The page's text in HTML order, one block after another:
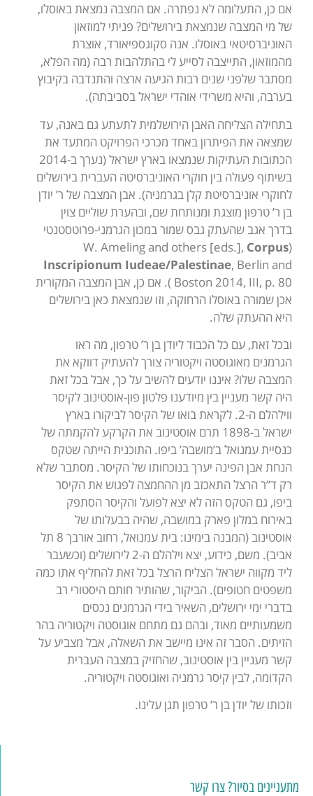
מתעניינים בסיור? צרו קשר
אם כן, התעלומה לא נפתרה. אם המצבה נמצאת באוסלו,
של מי המצבה שנמצאת בירושלים? פניתי למוזאון
האוניברסיטאי באוסלו. אנה סקוגספיאורד, אוצרת
מהמוזאון, התייצבה לסייע לי בהתלהבות רבה (מה הפלא,
מסתבר שלפני שנים רבות הגיעה ארצה והתנדבה בקיבוץ
בערבה, והיא משרידי אוהדי ישראל בסביבתה).
בתחילה הצליחה האבן הירושלמית לתעתע גם באנה, עד
שמצאה את הפיתרון באחד מכרכי הפרויקט המתעד את
הכתובות העתיקות שנמצאו בארץ ישראל (נערך ב-2014
בשיתוף פעולה בין חוקרי האוניברסיטה העברית בירושלים
לחוקרי אוניברסיטת קלן בגרמניה). אבן המצבה של ר’ יודן
בן ר’ טרפון מוצגת ומנותחת שם, ובהערת שוליים צוין
בדרך אגב שהעתק גבס שמור במכון הגרמני-פרוטסטנטי
(W. Ameling and others [eds.],
Corpus
Inscripionum Iudeae/Palestinae, Berlin and
Boston 2014, III, p. 80 ). אם כן, אבן המצבה המקורית
אכן שמורה באוסלו הרחוקה, וזו שנמצאת כאן בירושלים
היא ההעתק שלה.
ובכל זאת, עם כל הכבוד ליודן בן ר’ טרפון, מה ראו
הגרמנים מאוגוסטה ויקטוריה צורך להעתיק דווקא את
המצבה שלו? איננו יודעים להשיב על כך, אבל בכל זאת
היה קשר מעניין בין מיודענו פלטון פון-אוסטינוב לקיסר
ווילהלם ה-2. לקראת בואו של הקיסר לביקורו בארץ
ישראל ב-1898 תרם אוסטינוב את הקרקע להקמתה של
כנסיית עמנואל ב’מושבה’ ביפו. התוכנית הייתה שטקס
הנחת אבן הפינה יערך בנוכחותו של הקיסר. מסתבר שלא
רק ד”ר הרצל התאכזב מן ההחמצה לפגוש את הקיסר
ביפו, גם הטקס הזה לא יצא לפועל והקיסר הסתפק
באירוח במלון פארק במושבה, שהיה בבעלותו של
אוסטינוב (המבנה בימינו: בית עמנואל, רחוב אורבך 8 תל
אביב). משם, כידוע, יצא וילהלם ה-2 לירושלים (וכשעבר
ליד מקווה ישראל הצליח הרצל בכל זאת להחליף אתו כמה
משפטים חטופים). הביקור, שהותיר חותם היסטורי רב
בדברי ימי ירושלים, השאיר בידי הגרמנים נכסים
משמעותיים מאוד, ובהם גם מתחם אוגוסטה ויקטוריה בהר
הזיתים. הסבר זה אינו מיישב את השאלה, אבל מצביע על
קשר מעניין בין אוסטינוב, שהחזיק במצבה העברית
הקדומה, לבין קיסר גרמניה ואוגוסטה ויקטוריה.
וזכותו של יודן בן ר’ טרפון תגן עלינו.